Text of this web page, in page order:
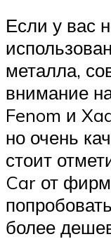
Если у вас
металла,
внимание
Fenom и
но очень
стоит
Car от
более